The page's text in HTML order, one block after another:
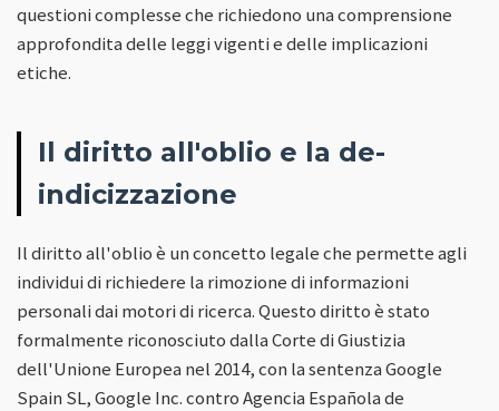
questioni complesse che richiedono una comprensione
approfondita delle leggi vigenti e delle implicazioni
etiche.
Il diritto all'oblio e la de-
indicizzazione
Il diritto all'oblio è un concetto legale che permette agli
individui di richiedere la rimozione di informazioni
personali dai motori di ricerca. Questo diritto è stato
formalmente riconosciuto dalla Corte di Giustizia
dell'Unione Europea nel 2014, con la sentenza Google
Spain SL, Google Inc. contro Agencia Española de